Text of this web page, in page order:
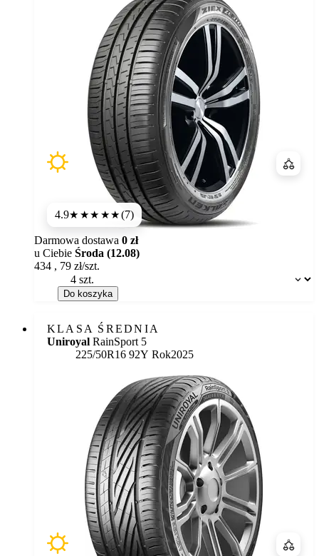
4.9★★★★★(7)
Dostępność:
Darmowa dostawa 0 zł
u Ciebie Środa (12.08)
434 , 79 zł/szt.
Do koszyka
KLASA ŚREDNIA
Uniroyal RainSport 5
225/50R16 92Y Rok2025